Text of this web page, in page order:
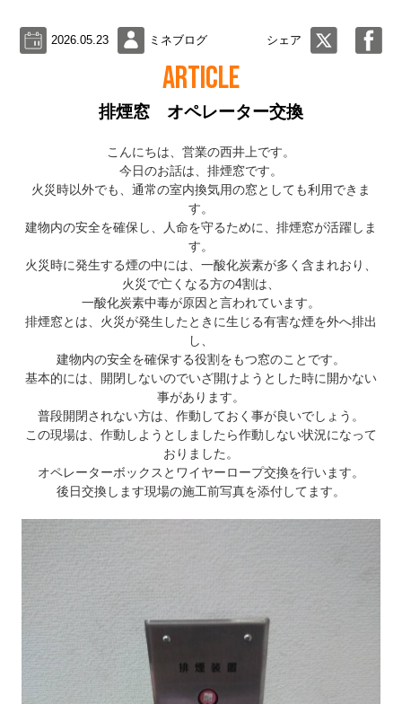
2026.05.23 ミネブログ シェア
ARTICLE
排煙窓 オペレーター交換